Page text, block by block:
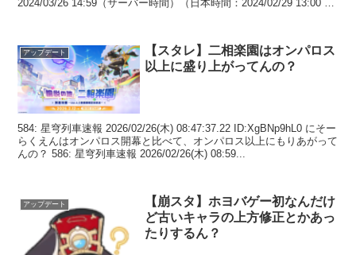
2024/03/26 14:59（サーバー時間）（日本時間：2024/02/29 13:00 ～
アップデート
【スタレ】二相楽園はオンパロス
以上に盛り上がってんの？
584: 星穹列車速報 2026/02/26(木) 08:47:37.22 ID:XgBNp9hL0 にそー
らくえんはオンパロス開幕と比べて、オンパロス以上にもりあがって
んの？ 586: 星穹列車速報 2026/02/26(木) 08:59...
アップデート
【崩スタ】ホヨバゲー初なんだけ
ど古いキャラの上方修正とかあっ
たりするん？